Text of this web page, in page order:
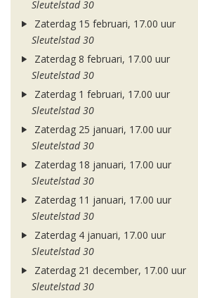
Sleutelstad 30
Zaterdag 15 februari, 17.00 uur
Sleutelstad 30
Zaterdag 8 februari, 17.00 uur
Sleutelstad 30
Zaterdag 1 februari, 17.00 uur
Sleutelstad 30
Zaterdag 25 januari, 17.00 uur
Sleutelstad 30
Zaterdag 18 januari, 17.00 uur
Sleutelstad 30
Zaterdag 11 januari, 17.00 uur
Sleutelstad 30
Zaterdag 4 januari, 17.00 uur
Sleutelstad 30
Zaterdag 21 december, 17.00 uur
Sleutelstad 30